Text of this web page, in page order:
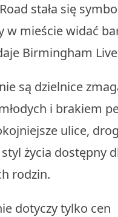
stała się
w mieście widać
Birmingham
są dzielnice
i brakiem
ulice,
życia dostępny
rodzin.
dotyczy tylko cen